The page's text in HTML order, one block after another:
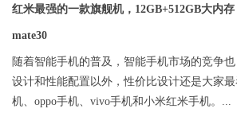
红米最强的一款旗舰机，12GB+512GB大内
mate30
随着智能手机的普及，智能手机市场的竞争
设计和性能配置以外，性价比设计还是大家
机、oppo手机、vivo手机和小米红米手机。...